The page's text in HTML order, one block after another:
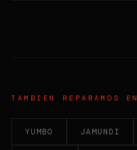
TAMBIEN REPARAMOS EN
YUMBO JAMUNDI